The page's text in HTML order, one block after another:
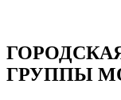
ГРУППЫ